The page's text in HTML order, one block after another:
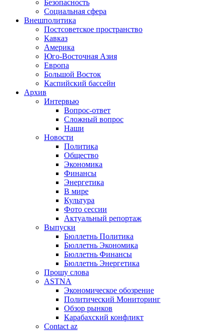
Безопасность
Социальная сфера
Внешполитика
Постсоветское пространство
Кавказ
Америка
Юго-Восточная Азия
Европа
Большой Восток
Каспийский бассейн
Архив
Интервью
Вопрос-ответ
Сложный вопрос
Наши
Новости
Политика
Общество
Экономика
Финансы
Энергетика
В мире
Культура
Фото сессии
Актуальный репортаж
Выпуски
Бюллетнь Политика
Бюллетнь Экономика
Бюллетнь Финансы
Бюллетнь Энергетика
Прошу слова
ASTNA
Экономическое обозрение
Политический Мониторинг
Обзор рынков
Карабахский конфликт
Contact az